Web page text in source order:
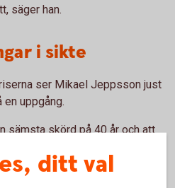
säger han.
i sikte
ser Mikael Jeppsson just
uppgång.
sämsta skörd på 40 år och att
beror bland annat på
soja och majs i USA och på att
ditt val